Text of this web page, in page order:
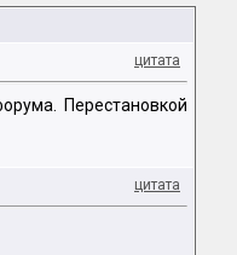
цитата
Перестановкой
цитата